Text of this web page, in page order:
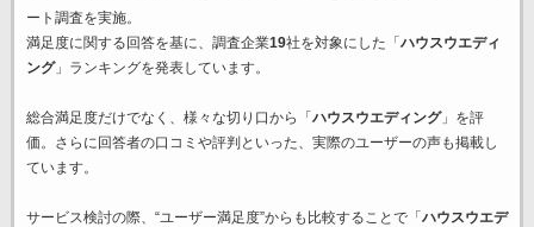
ート調査を実施。
満足度に関する回答を基に、調査企業19社を対象にした「 ハウスウエディ
ング」ランキングを発表しています。
総合満足度だけでなく、様々な切り口から「 ハウスウエディング」を評
価。さらに回答者の口コミや評判といった、実際のユーザーの声も掲載し
ています。
サービス検討の際、“ユーザー満足度”からも比較することで「 ハウスウエデ